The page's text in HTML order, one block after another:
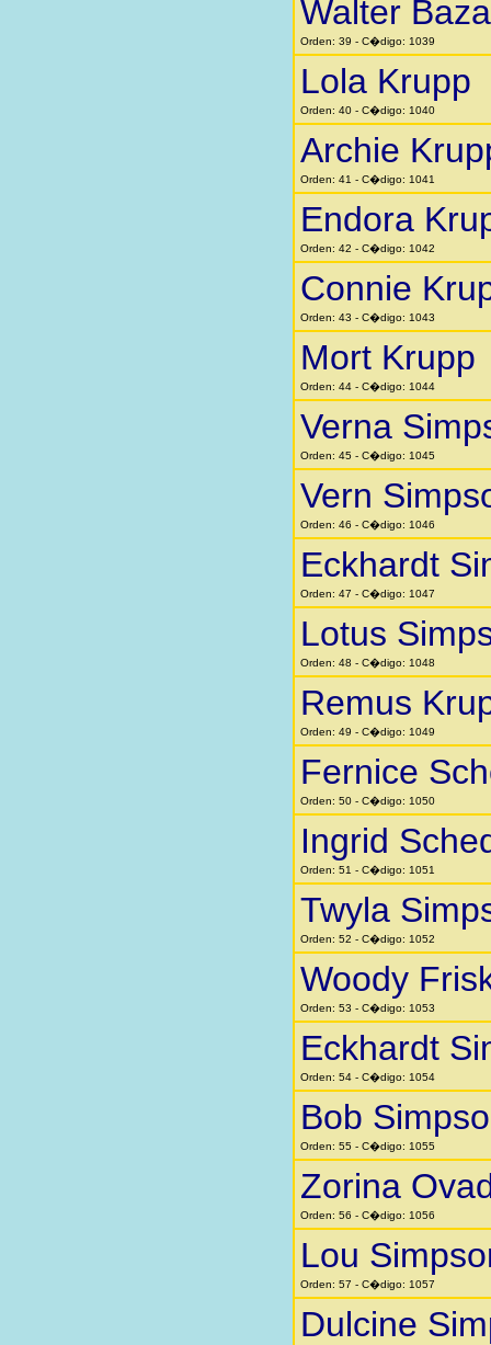
Walter
Orden: 39 - C�digo: 1039
Lola Krupp
Orden: 40 - C�digo: 1040
Archie
Orden: 41 - C�digo: 1041
Endora
Orden: 42 - C�digo: 1042
Connie
Orden: 43 - C�digo: 1043
Mort Krupp
Orden: 44 - C�digo: 1044
Verna
Orden: 45 - C�digo: 1045
Vern
Orden: 46 - C�digo: 1046
Eckhardt
Orden: 47 - C�digo: 1047
Lotus
Orden: 48 - C�digo: 1048
Remus
Orden: 49 - C�digo: 1049
Fernice
Orden: 50 - C�digo: 1050
Ingrid
Orden: 51 - C�digo: 1051
Twyla
Orden: 52 - C�digo: 1052
Woody
Orden: 53 - C�digo: 1053
Eckhardt
Orden: 54 - C�digo: 1054
Bob
Orden: 55 - C�digo: 1055
Zorina
Orden: 56 - C�digo: 1056
Lou
Orden: 57 - C�digo: 1057
Dulcine